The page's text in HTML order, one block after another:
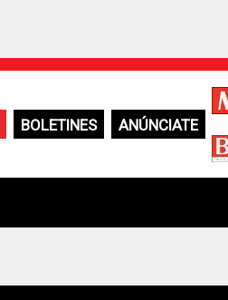
BOLETINES ANÚNCIATE